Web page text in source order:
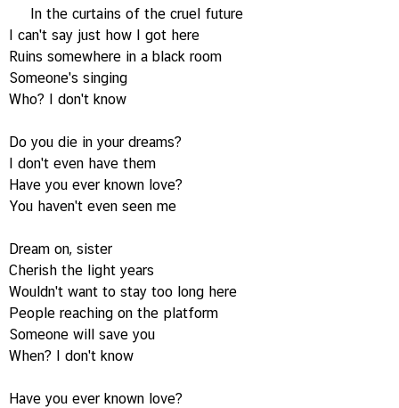
In the curtains of the cruel future
I can't say just how I got here
Ruins somewhere in a black room
Someone's singing
Who? I don't know
Do you die in your dreams?
I don't even have them
Have you ever known love?
You haven't even seen me
Dream on, sister
Cherish the light years
Wouldn't want to stay too long here
People reaching on the platform
Someone will save you
When? I don't know
Have you ever known love?